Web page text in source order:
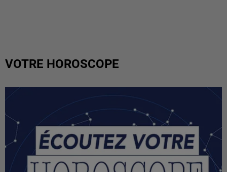
VOTRE HOROSCOPE